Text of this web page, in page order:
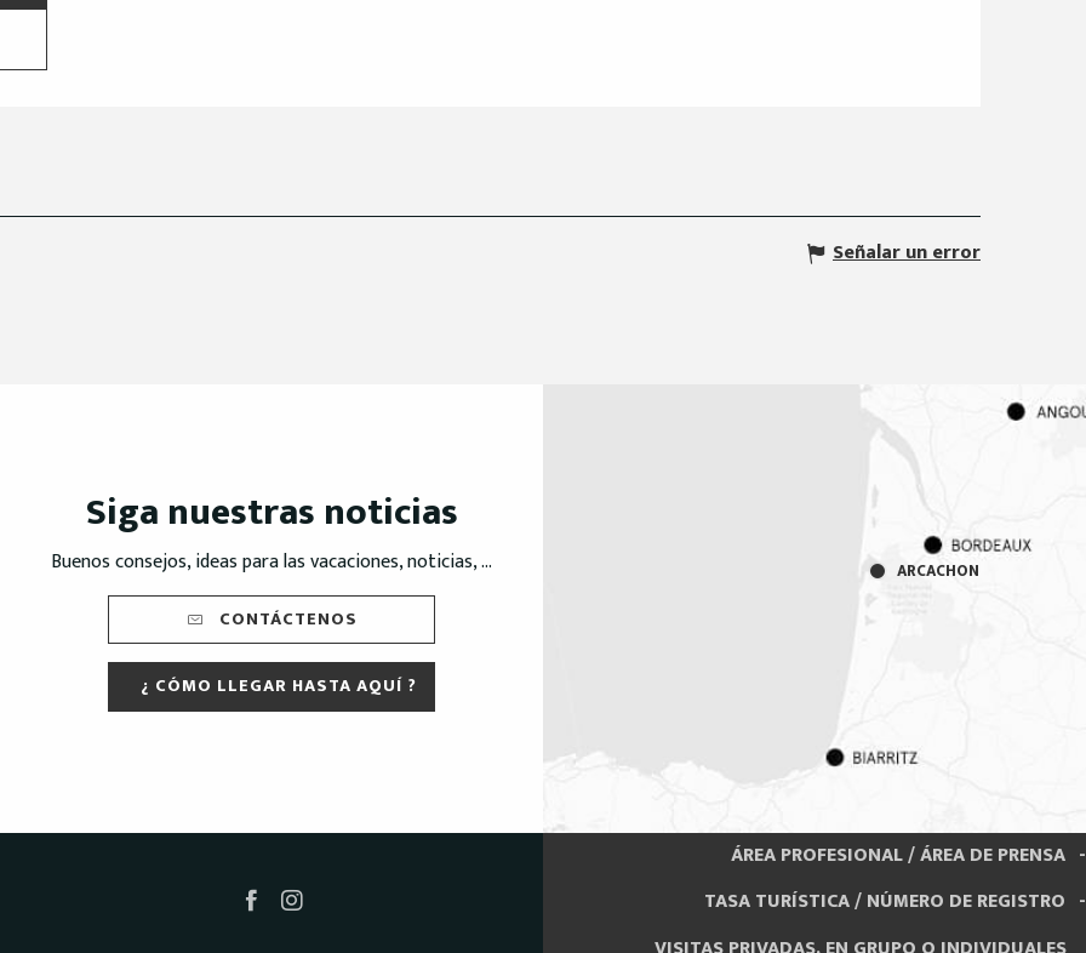
Señalar un error
Siga nuestras noticias
Buenos consejos, ideas para las vacaciones, noticias, ...
CONTÁCTENOS
¿ CÓMO LLEGAR HASTA AQUÍ ?
ARCACHON
ÁREA PROFESIONAL / ÁREA DE PRENSA
TASA TURÍSTICA / NÚMERO DE REGISTRO